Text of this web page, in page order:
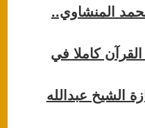
المنشاوي..
كاملا في
الشيخ عبدالله